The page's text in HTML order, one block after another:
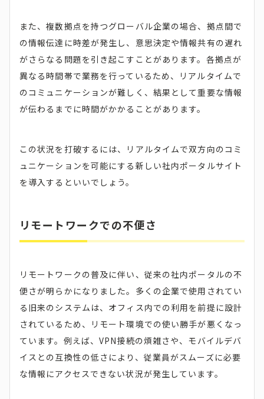
また、複数拠点を持つグローバル企業の場合、拠点間で
の情報伝達に時差が発生し、意思決定や情報共有の遅れ
がさらなる問題を引き起こすことがあります。各拠点が
異なる時間帯で業務を行っているため、リアルタイムで
のコミュニケーションが難しく、結果として重要な情報
が伝わるまでに時間がかかることがあります。
この状況を打破するには、リアルタイムで双方向のコミ
ュニケーションを可能にする新しい社内ポータルサイト
を導入するといいでしょう。
リモートワークでの不便さ
リモートワークの普及に伴い、従来の社内ポータルの不
便さが明らかになりました。多くの企業で使用されてい
る旧来のシステムは、オフィス内での利用を前提に設計
されているため、リモート環境での使い勝手が悪くなっ
ています。例えば、VPN接続の煩雑さや、モバイルデバ
イスとの互換性の低さにより、従業員がスムーズに必要
な情報にアクセスできない状況が発生しています。